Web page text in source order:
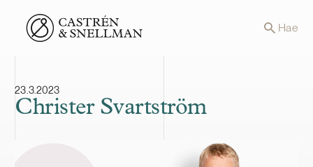
Front page Hae
23.3.2023
Christer Svartström